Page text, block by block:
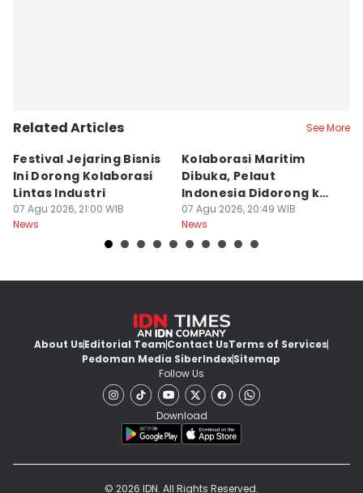
Related Articles See More
Festival Jejaring Bisnis
Ini Dorong Kolaborasi
Lintas Industri
07 Agu 2026, 21:00 WIB
News
Kolaborasi Maritim
Dibuka, Pelaut
Indonesia Didorong ke
Pasar Global
07 Agu 2026, 20:49 WIB
News
About UsEditorial TeamContact UsTerms of Services
Pedoman Media SiberIndexSitemap
Follow Us
Download
© 2026 IDN. All Rights Reserved.